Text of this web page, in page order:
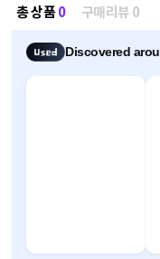
총 상품0 구매리뷰 0
Discovered